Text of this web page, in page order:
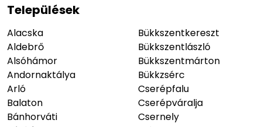
Települések
Alacska
Aldebrő
Alsóhámor
Andornaktálya
Arló
Balaton
Bánhorváti
Bükkszentkereszt
Bükkszentlászló
Bükkszentmárton
Bükkzsérc
Cserépfalu
Cserépváralja
Csernely